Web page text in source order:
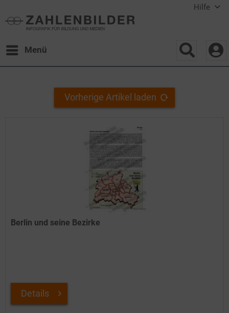
Hilfe
Menü
Vorherige Artikel laden
Berlin und seine Bezirke
Details